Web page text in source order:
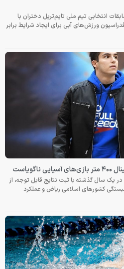
انتخابی تیم ملی تایم‌تریل دختران با
ورزش‌های آبی برای ایجاد شرایط برابر
یک سال گذشته با ثبت نتایج قابل توجه، از
کشورهای اسلامی ریاض و عملکرد